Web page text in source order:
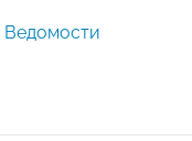
Ведомости